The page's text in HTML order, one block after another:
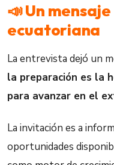
📣 Un
ecuatoriana
La entrevista dejó un
la preparación es la
para avanzar en el
La invitación es a
oportunidades